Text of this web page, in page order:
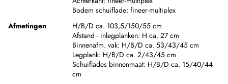
Bodem schuiflade: fineer-multiplex
Afmetingen
H/B/D ca. 103,5/150/55 cm
Afstand - inlegplanken: H ca. 27 cm
Binnenafm. vak: H/B/D ca. 53/43/45 cm
Legplank: H/B/D ca. 2/43/45 cm
Schuiflades binnenmaat: H/B/D ca. 15/40/44
cm